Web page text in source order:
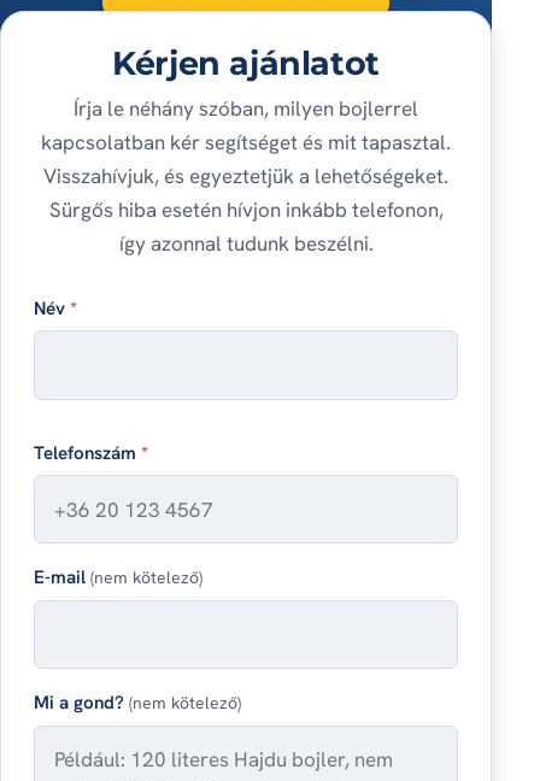
Kérjen ajánlatot
Írja le néhány szóban, milyen bojlerrel
kapcsolatban kér segítséget és mit tapasztal.
Visszahívjuk, és egyeztetjük a lehetőségeket.
Sürgős hiba esetén hívjon inkább telefonon,
így azonnal tudunk beszélni.
Név*
Telefonszám*
E-mail(nem kötelező)
Mi a gond?(nem kötelező)